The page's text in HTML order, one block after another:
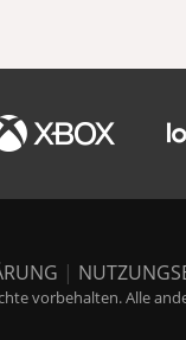
|
vorbehalten. Alle